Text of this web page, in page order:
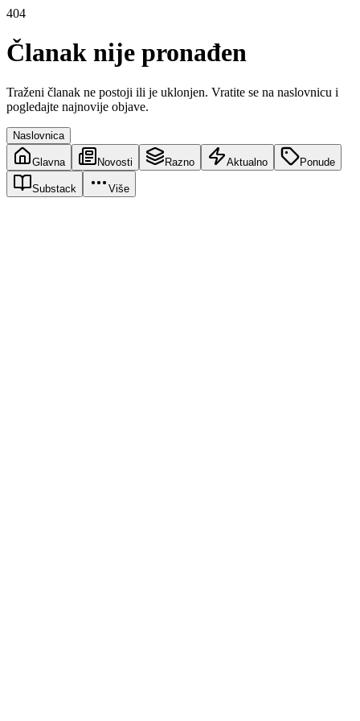
404
Članak nije pronađen
Traženi članak ne postoji ili je uklonjen. Vratite se na naslovnicu i
pogledajte najnovije objave.
Naslovnica
Glavna Novosti Razno Aktualno Ponude
Substack Više